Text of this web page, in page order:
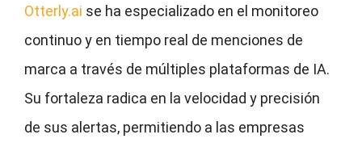
Otterly.ai se ha especializado en el monitoreo
continuo y en tiempo real de menciones de
marca a través de múltiples plataformas de IA.
Su fortaleza radica en la velocidad y precisión
de sus alertas, permitiendo a las empresas